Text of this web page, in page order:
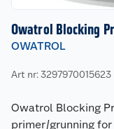
Owatrol Blocking
OWATROL
Art nr: 3297970015623
Owatrol Blocking
primer/grunning